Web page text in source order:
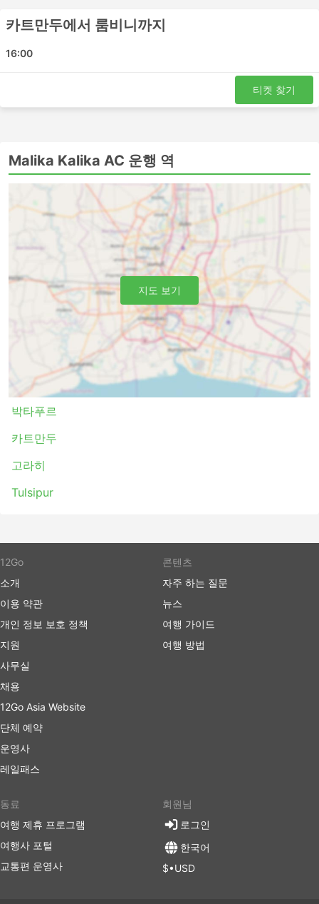
예매 전 시간표를 확인하세요. Malika Kalika AC에서 버스
하여 가장 좋은 버스표를 예매하세요.
Malika Kalika AC 인기있는 버스역
박타푸르
카트만두
Tulsipur
Malika Kalika AC 인기 여행지
Malika Kalika AC 버스는 여러 노선을 운행하며 가장 인기
있는 노선 목록은 다음과 같습니다.
카트만두 - 룸비니
Malika Kalika AC 티켓 가격 및 좌석 등급
버스 여행의 가장 좋은 점 중 하나는 프라이버시와 편안함에
대한 요구 사항에 맞게 여행을 거의 맞춤화할 수 있다는 것
입니다. 가장 저렴한 여행은 일반적으로 표준 클래스 버스로
습니다. 이것은 짧은 여행에 좋은 선택입니다. 수면 좌석이
있는 버스 또는 VIP 버스는 장거리 및 야간 여행 모두에 적
합합니다. 침대나 넓고 푹신한 등받이가 있는 좌석이 제공되
며 때로는 빌트인 마사지 옵션, 담요, 음료 및 간식이 제공되
다. 일부 단거리 여행의 경우, 일반 버스로 여행하는 데 소요
되는 시간을 두 배로 절약할 수 있으므로 추가 비용을 투자
하고 VIP 버스 좌석을 구입하는 것이 좋습니다.
버스 여행 장단점
버스 여행 장점
고의 선택입니다. 버스 네트워크는 종종 거의 전국을
포괄하며 버스 노선은 잘 정립되어 있습니다.
비행기 여행이나 때때로 철도 여행과는 반대로 버스를
다. 국제선에서도 체크인에 많은 시간이 걸리지 않습
화적이며 한도가 설정되어 있는 경우 추가 수하물에
대한 요금은 일반적으로 그리 높지 않습니다.
버스 티켓은 항공 또는 고속 열차 티켓에 비해 더 저렴
할 수 있습니다. 여행자들은 다양한 예산의 좌석을 선
택할 수 있습니다. 더 저렴한 표준 옵션은 약간 느릴
카트만두에서 룸비니까지
16:00
티켓 찾기
Malika Kalika AC 운행 역
박타푸르
카트만두
고라히
Tulsipur
지도 보기
12Go
소개
이용 약관
개인 정보 보호 정책
지원
사무실
채용
12Go Asia Website
단체 예약
운영사
레일패스
콘텐츠
자주 하는 질문
뉴스
여행 가이드
여행 방법
동료
여행 제휴 프로그램
여행사 포털
교통편 운영사
회원님
로그인
한국어
$•USD